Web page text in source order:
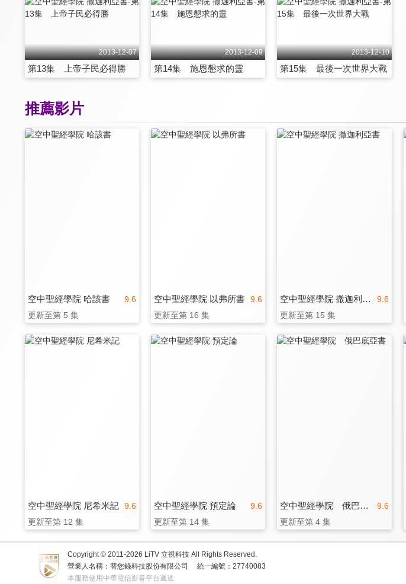
2013-12-07
第13集 上帝子民必得勝
2013-12-09
第14集 施恩懇求的靈
2013-12-10
第15集 最後一次世界大戰
推薦影片
9.6
空中聖經學院 哈該書
更新至第 5 集
9.6
空中聖經學院 以弗所書
更新至第 16 集
9.6
空中聖經學院 撒迦利亞書
更新至第 15 集
9.6
空中聖經學院 尼希米記
更新至第 12 集
9.6
空中聖經學院 預定論
更新至第 14 集
9.6
空中聖經學院 俄巴底亞書
更新至第 4 集
Copyright © 2011-2026 LiTV 立視科技 All Rights Reserved.
營業人名稱：替您錄科技股份有限公司
統一編號：27740083
本服務使用中華電信影音平台遞送